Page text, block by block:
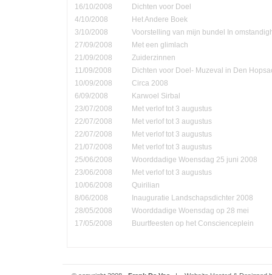
16/10/2008
Dichten voor Doel
4/10/2008
Het Andere Boek
3/10/2008
Voorstelling van mijn bundel In
27/09/2008
Met een glimlach
21/09/2008
Zuiderzinnen
11/09/2008
Dichten voor Doel- Muzeval in Den
10/09/2008
Circa 2008
6/09/2008
Karwoel Sirbal
23/07/2008
Met verlof tot 3 augustus
22/07/2008
Met verlof tot 3 augustus
22/07/2008
Met verlof tot 3 augustus
21/07/2008
Met verlof tot 3 augustus
25/06/2008
Woorddadige Woensdag 25 juni 2008
23/06/2008
Met verlof tot 3 augustus
10/06/2008
Quirilian
8/06/2008
Inauguratie Landschapsdichter 2008
28/05/2008
Woorddadige Woensdag op 28 mei
17/05/2008
Buurtfeesten op het Conscienceplein